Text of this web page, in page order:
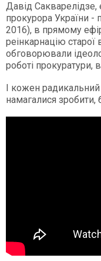
Давід Сакварелідзе,
прокурора України -
2016), в прямому
реінкарнацію
обговорювали
роботі прокуратури,
І кожен
намагалися зробити,